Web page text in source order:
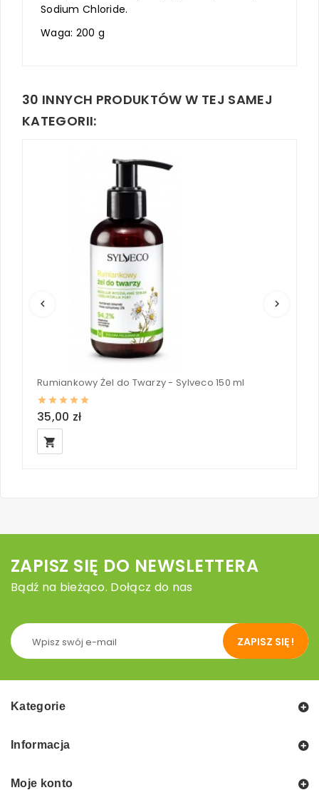
Sodium Chloride.
Waga: 200 g
30 INNYCH PRODUKTÓW W TEJ SAMEJ
KATEGORII:
keyboard_arrow_left keyboard_arrow_right
Rumiankowy Żel do Twarzy - Sylveco 150 ml
35,00 zł
local_grocery_store
ZAPISZ SIĘ DO NEWSLETTERA
Bądź na bieżąco. Dołącz do nas
ZAPISZ SIĘ !
Kategorie
Informacja
Moje konto